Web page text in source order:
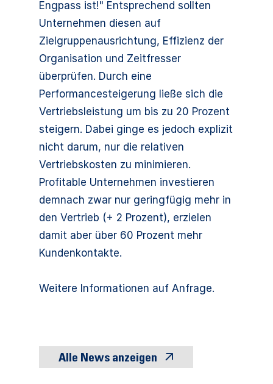
Engpass ist!" Entsprechend sollten
Unternehmen diesen auf
Zielgruppenausrichtung, Effizienz der
Organisation und Zeitfresser
überprüfen. Durch eine
Performancesteigerung ließe sich die
Vertriebsleistung um bis zu 20 Prozent
steigern. Dabei ginge es jedoch explizit
nicht darum, nur die relativen
Vertriebskosten zu minimieren.
Profitable Unternehmen investieren
demnach zwar nur geringfügig mehr in
den Vertrieb (+ 2 Prozent), erzielen
damit aber über 60 Prozent mehr
Kundenkontakte.
Weitere Informationen auf Anfrage.
Alle News anzeigen